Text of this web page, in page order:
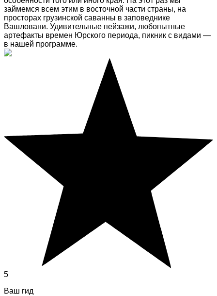
займемся всем этим в восточной части страны, на
просторах грузинской саванны в заповеднике
Вашловани. Удивительные пейзажи, любопытные
артефакты времен Юрского периода, пикник с видами —
в нашей программе.
5
Ваш гид